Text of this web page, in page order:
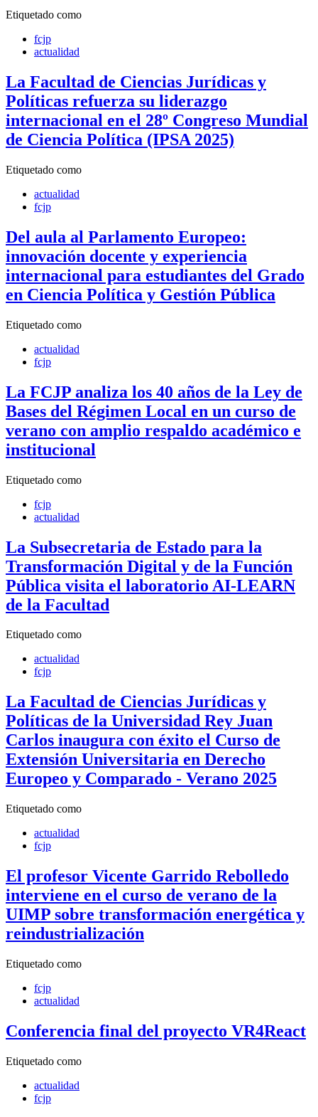
Etiquetado como
fcjp
actualidad
La Facultad de Ciencias Jurídicas y
Políticas refuerza su liderazgo
internacional en el 28º Congreso Mundial
de Ciencia Política (IPSA 2025)
Etiquetado como
actualidad
fcjp
Del aula al Parlamento Europeo:
innovación docente y experiencia
internacional para estudiantes del Grado
en Ciencia Política y Gestión Pública
Etiquetado como
actualidad
fcjp
La FCJP analiza los 40 años de la Ley de
Bases del Régimen Local en un curso de
verano con amplio respaldo académico e
institucional
Etiquetado como
fcjp
actualidad
La Subsecretaria de Estado para la
Transformación Digital y de la Función
Pública visita el laboratorio AI-LEARN
de la Facultad
Etiquetado como
actualidad
fcjp
La Facultad de Ciencias Jurídicas y
Políticas de la Universidad Rey Juan
Carlos inaugura con éxito el Curso de
Extensión Universitaria en Derecho
Europeo y Comparado - Verano 2025
Etiquetado como
actualidad
fcjp
El profesor Vicente Garrido Rebolledo
interviene en el curso de verano de la
UIMP sobre transformación energética y
reindustrialización
Etiquetado como
fcjp
actualidad
Conferencia final del proyecto VR4React
Etiquetado como
actualidad
fcjp